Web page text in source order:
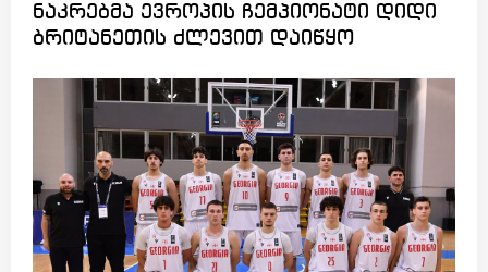
ნაკრებმა ევროპის ჩემპიონატი დიდი
ბრიტანეთის ძლევით დაიწყო